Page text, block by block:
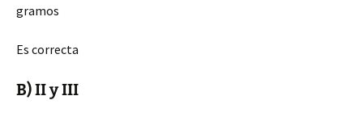
gramos
Es correcta
B) II y III